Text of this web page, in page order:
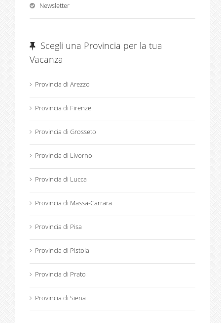
Newsletter
Scegli una Provincia per la tua
Vacanza
Provincia di Arezzo
Provincia di Firenze
Provincia di Grosseto
Provincia di Livorno
Provincia di Lucca
Provincia di Massa-Carrara
Provincia di Pisa
Provincia di Pistoia
Provincia di Prato
Provincia di Siena